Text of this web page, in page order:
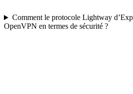
Comment le protocole Lightway
OpenVPN en termes de sécurité ?